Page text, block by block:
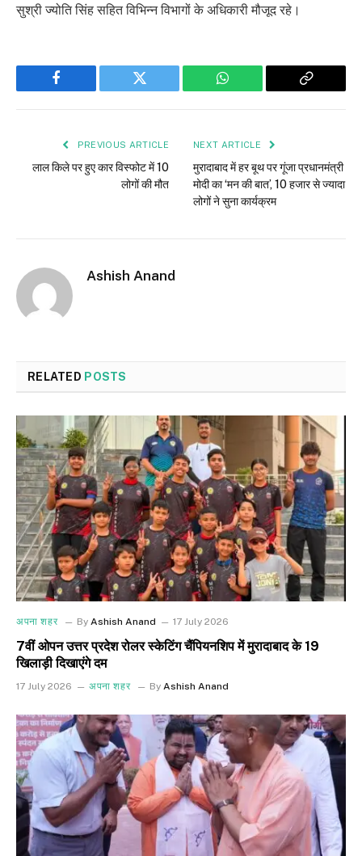
सुश्री ज्योति सिंह सहित विभिन्न विभागों के अधिकारी मौजूद रहे।
Facebook Twitter WhatsApp
Copy
PREVIOUS ARTICLE
लाल किले पर हुए कार विस्फोट में 10
लोगों की मौत
NEXT ARTICLE
मुरादाबाद में हर बूथ पर गूंजा प्रधानमंत्री
मोदी का ‘मन की बात’, 10 हजार से ज्यादा
लोगों ने सुना कार्यक्रम
Ashish Anand
RELATED POSTS
अपना शहर By Ashish Anand 17 July 2026
7वीं ओपन उत्तर प्रदेश रोलर स्केटिंग चैंपियनशिप में मुरादाबाद के 19
खिलाड़ी दिखाएंगे दम
17 July 2026 अपना शहर By Ashish Anand